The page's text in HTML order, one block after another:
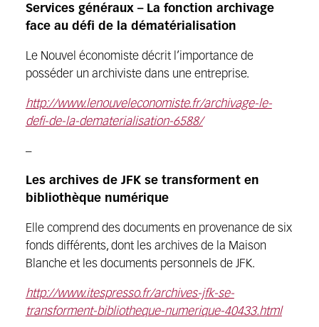
Services généraux – La fonction archivage
face au défi de la dématérialisation
Le Nouvel économiste décrit l’importance de
posséder un archiviste dans une entreprise.
http://www.lenouveleconomiste.fr/archivage-le-
defi-de-la-dematerialisation-6588/
–
Les archives de JFK se transforment en
bibliothèque numérique
Elle comprend des documents en provenance de six
fonds différents, dont les archives de la Maison
Blanche et les documents personnels de JFK.
http://www.itespresso.fr/archives-jfk-se-
transforment-bibliotheque-numerique-40433.html